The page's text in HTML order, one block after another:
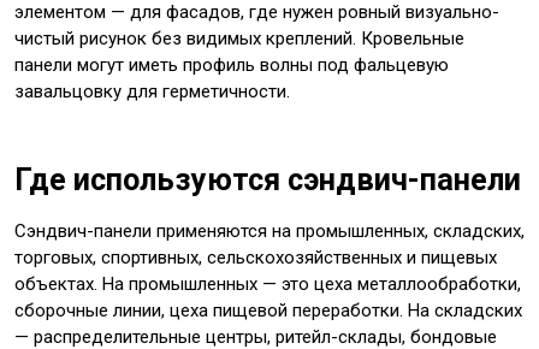
элементом — для фасадов, где нужен ровный визуально-
чистый рисунок без видимых креплений. Кровельные
панели могут иметь профиль волны под фальцевую
завальцовку для герметичности.
Где используются сэндвич-панели
Сэндвич-панели применяются на промышленных, складских,
торговых, спортивных, сельскохозяйственных и пищевых
объектах. На промышленных — это цеха металлообработки,
сборочные линии, цеха пищевой переработки. На складских
— распределительные центры, ритейл-склады, бондовые